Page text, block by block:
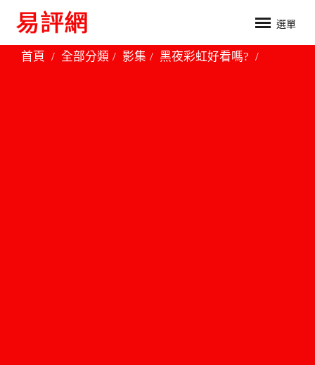
選單
首頁 全部分類 影集 黑夜彩虹好看嗎?